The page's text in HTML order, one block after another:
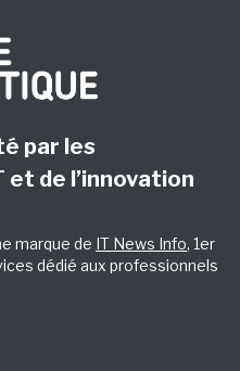
par les
et de l’innovation
marque de IT News Info, 1er
dédié aux professionnels